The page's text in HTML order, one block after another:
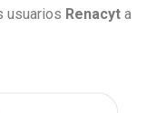
usuarios Renacyt a